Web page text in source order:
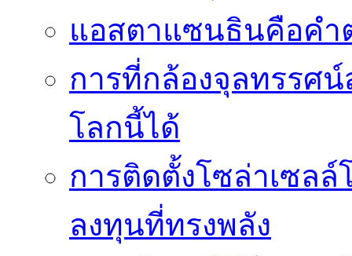
แอสตาแซนธินคือค
การที่กล้องจุลทรรศ
โลกนี้ได้
การติดตั้งโซล่าเซลล์
ลงทุนที่ทรงพลัง